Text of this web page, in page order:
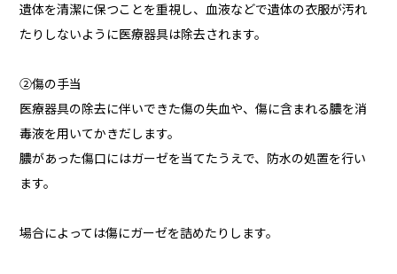
遺体を清潔に保つことを重視し、血液などで遺体の衣服が汚れ
たりしないように医療器具は除去されます。
②傷の手当
医療器具の除去に伴いできた傷の失血や、傷に含まれる膿を消
毒液を用いてかきだします。
膿があった傷口にはガーゼを当てたうえで、防水の処置を行い
ます。
場合によっては傷にガーゼを詰めたりします。